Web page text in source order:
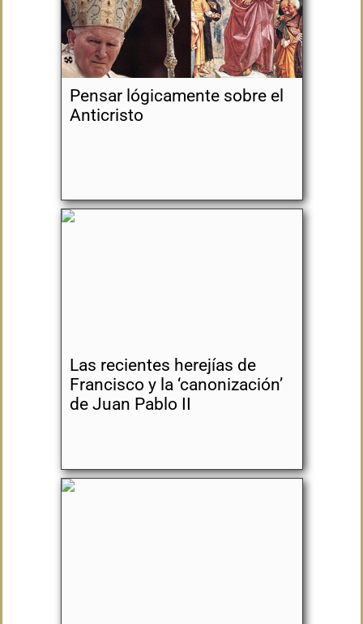
Pensar lógicamente sobre el
Anticristo
Las recientes herejías de
Francisco y la ‘canonización’
de Juan Pablo II